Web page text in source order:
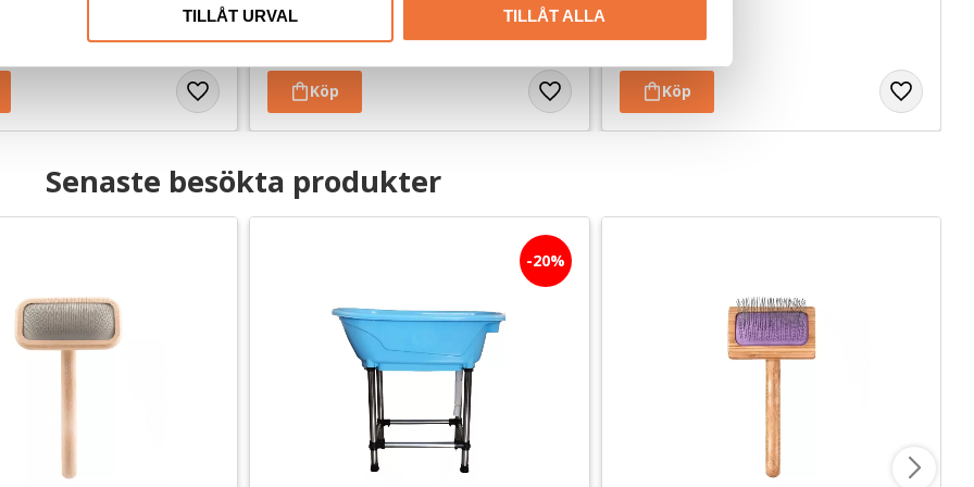
TILLÅT URVAL TILLÅT ALLA
39kr
Senaste besökta produkter
20%